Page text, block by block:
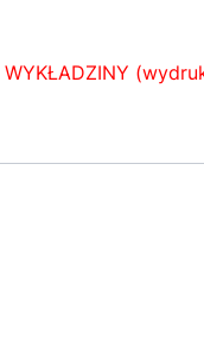
WYKŁADZINY